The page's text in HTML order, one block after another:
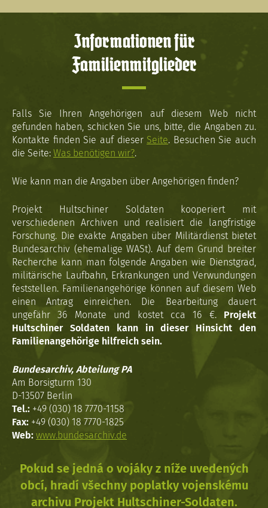
Informationen für
Familienmitglieder
Falls Sie Ihren Angehörigen auf diesem Web nicht
gefunden haben, schicken Sie uns, bitte, die Angaben zu.
Kontakte finden Sie auf dieser Seite. Besuchen Sie auch
die Seite: Was benötigen wir?.
Wie kann man die Angaben über Angehörigen finden?
Projekt Hultschiner Soldaten kooperiert mit
verschiedenen Archiven und realisiert die langfristige
Forschung. Die exakte Angaben über Militärdienst bietet
Bundesarchiv (ehemalige WASt). Auf dem Grund breiter
Recherche kann man folgende Angaben wie Dienstgrad,
militärische Laufbahn, Erkrankungen und Verwundungen
feststellen. Familienangehörige können auf diesem Web
einen Antrag einreichen. Die Bearbeitung dauert
ungefähr 36 Monate und kostet cca 16 €. Projekt
Hultschiner Soldaten kann in dieser Hinsicht den
Familienangehörige hilfreich sein.
Bundesarchiv, Abteilung PA
Am Borsigturm 130
D-13507 Berlin
Tel.: +49 (030) 18 7770-1158
Fax: +49 (030) 18 7770-1825
Web: www.bundesarchiv.de
Pokud se jedná o vojáky z níže uvedených
obcí, hradí všechny poplatky vojenskému
archivu Projekt Hultschiner-Soldaten.